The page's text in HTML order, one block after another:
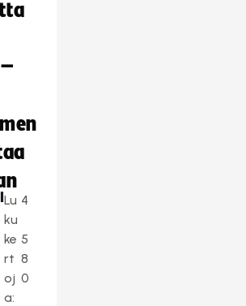
Lu
ku
ke
rt
oj
a:
4
5
8
0